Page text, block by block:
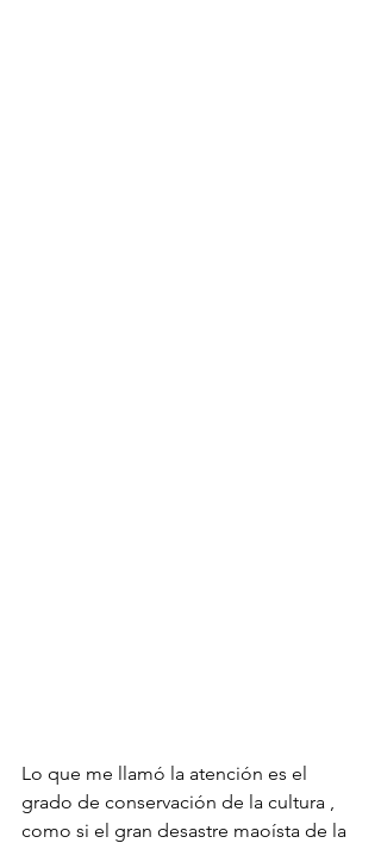
Lo que me llamó la atención es el
grado de conservación de la cultura ,
como si el gran desastre maoísta de la